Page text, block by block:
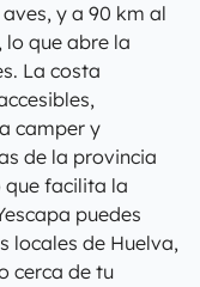
y a 90 km al
que abre la
La costa
camper y
de la provincia
que facilita la
puedes
locales de Huelva,
cerca de tu